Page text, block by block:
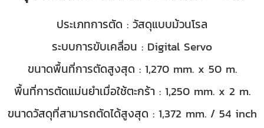
ประเภทการตัด : วัสดุแบบม้วนโรล
ระบบการขับเคลื่อน : Digital Servo
ขนาดพื้นที่การตัดสูงสุด : 1,270 mm. x 50 m.
พื้นที่การตัดแม่นยำเมื่อใช้ตะกร้า : 1,250 mm. x 2 m.
ขนาดวัสดุที่สามารถตัดได้สูงสุด : 1,372 mm. / 54 inch